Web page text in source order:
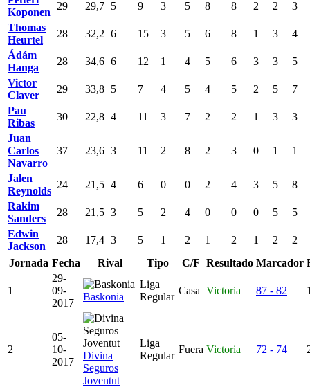
Koponen
29 29,7 5 9 3 5 8 8 2 2
3
Thomas
Heurtel
28 32,2 6 15 3 5 6 8 1 3
4
Ádám
Hanga
28 34,6 6 12 1 4 5 6 3 3
5
Victor
Claver
29 33,8 5 7 4 5 4 5 2 5
7
Pau
Ribas
30 22,8 4 11 3 7 2 2 1 3
3
Juan
Carlos
Navarro
37 23,6 3 11 2 8 2 3 0 1 1
Jalen
Reynolds
24 21,5 4 6 0 0 2 4 3 5
8
Rakim
Sanders
28 21,5 3 5 2 4 0 0 0 5
5
Edwin
Jackson
28 17,4 3 5 1 2 1 2 1 2
2
Jornada Fecha Rival Tipo C/F Resultado Marcador
1
29-
09-
2017
Baskonia
Liga
Regular
Casa Victoria 87 - 82
2
05-
10-
2017
Divina
Seguros
Joventut
Liga
Regular
Fuera Victoria 72 - 74